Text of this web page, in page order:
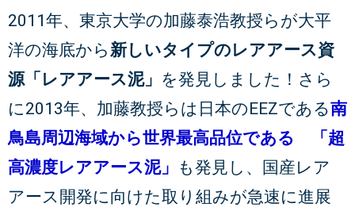
2011年、東京大学の加藤泰浩教授らが大平
洋の海底から新しいタイプのレアアース資
源「レアアース泥」 を発見しました！さら
に2013年、加藤教授らは日本のEEZである南
鳥島周辺海域から世界最高品位である 「超
高濃度レアアース泥」
も発見し、国産レア
アース開発に向けた取り組みが急速に進展